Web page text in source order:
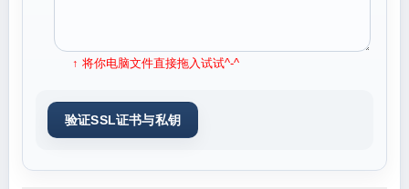
↑ 将你电脑文件直接拖入试试^-^